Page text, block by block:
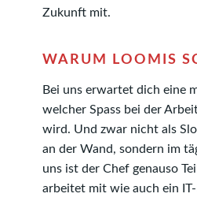
Zukunft mit.
WARUM LOOMIS
Bei uns erwartet dich eine
welcher Spass bei der
wird. Und zwar nicht als
an der Wand, sondern im
uns ist der Chef genauso
arbeitet mit wie auch ein IT-